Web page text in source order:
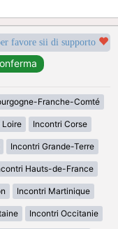
favore sii di supporto
Franche-Comté
Loire Incontri Corse
Incontri Grande-Terre
Hauts-de-France
Incontri Martinique
Incontri Occitanie